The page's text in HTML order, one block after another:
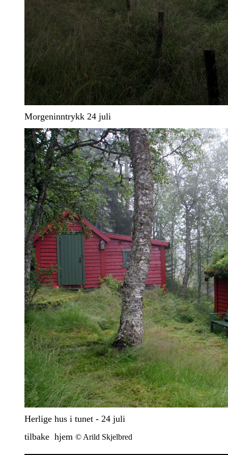
Morgeninntrykk 24 juli
Herlige hus i tunet - 24 juli
tilbake hjem © Arild Skjelbred